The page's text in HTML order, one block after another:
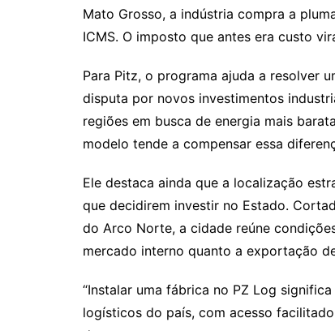
Mato Grosso, a indústria compra a
ICMS. O imposto que antes era custo
Para Pitz, o programa ajuda a resolver
disputa por novos investimentos
regiões em busca de energia mais
modelo tende a compensar essa
Ele destaca ainda que a localização
que decidirem investir no Estado.
do Arco Norte, a cidade reúne
mercado interno quanto a exportação
“Instalar uma fábrica no PZ Log
logísticos do país, com acesso